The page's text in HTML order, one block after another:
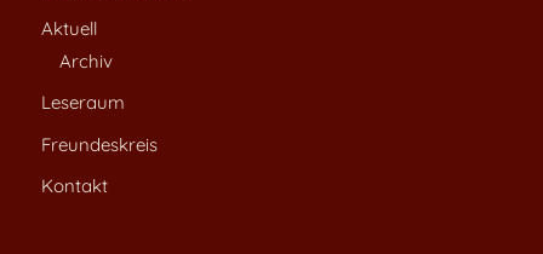
Aktuell
Archiv
Leseraum
Freundeskreis
Kontakt